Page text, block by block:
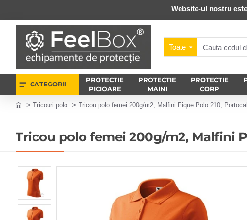
Website-ul nostru
Toate
CATEGORII
PROTECTIE
PICIOARE
PROTECTIE
MAINI
PROTECTIE
CORP
Tricouri polo Tricou polo femei 200g/m2, Malfini Pique Polo 210,
Tricou polo femei 200g/m2, Malfini